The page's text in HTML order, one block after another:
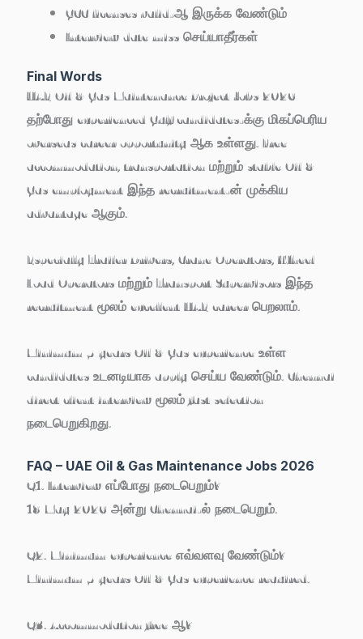
GCC licenses valid-ஆ இருக்க வேண்டும்
Interview date miss செய்யாதீர்கள்
Final Words
UAE Oil & Gas Maintenance Project Jobs 2026
தற்போது experienced Gulf candidates-க்கு மிகப்பெரிய
overseas career opportunity ஆக உள்ளது. Free
accommodation, transportation மற்றும் stable Oil &
Gas employment இந்த recruitment-ன் முக்கிய
advantage ஆகும்.
Especially Trailer Drivers, Crane Operators, Wheel
Load Operators மற்றும் Transport Supervisors இந்த
recruitment மூலம் excellent UAE career பெறலாம்.
Minimum 5 years Oil & Gas experience உள்ள
candidates உடனடியாக apply செய்ய வேண்டும். Chennai
direct client interview மூலம் fast selection
நடைபெறுகிறது.
FAQ – UAE Oil & Gas Maintenance Jobs 2026
Q1. Interview எப்போது நடைபெறும்?
18 May 2026 அன்று Chennai-ல் நடைபெறும்.
Q2. Minimum experience எவ்வளவு வேண்டும்?
Minimum 5 years Oil & Gas experience required.
Q3. Accommodation free ஆ?